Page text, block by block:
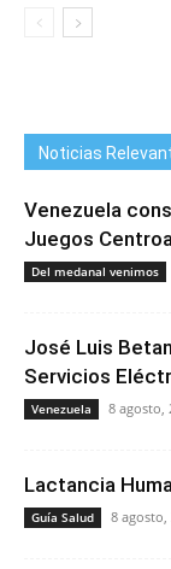
Noticias
Venezuela
Juegos
Del medanal venimos
José Luis
Servicios
Venezuela 8 agosto,
Lactancia
Guía Salud 8 agosto,